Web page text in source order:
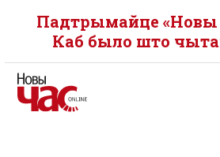
Падтрымайце «Новы
Каб было што